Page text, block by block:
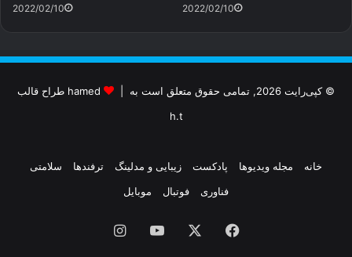
2022/02/10 2022/02/10
© کپی‌رایت 2026, تمامی حقوق متعلق است به |
hamed طراح قالب
h.t
خانه مجله ویدیوها پادکست زیبایی و مدلینگ ترفندها
سلامتی
فناوری
فوتبال موبایل
فیس یوتیوباینستاگرام